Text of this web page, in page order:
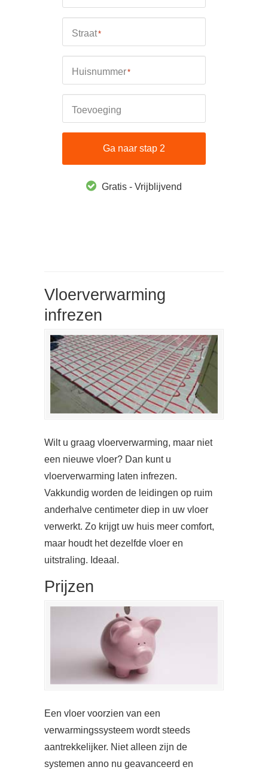
Straat*
Huisnummer*
Toevoeging
Ga naar stap 2
Gratis - Vrijblijvend
Vloerverwarming
infrezen
Wilt u graag vloerverwarming, maar niet
een nieuwe vloer? Dan kunt u
vloerverwarming laten infrezen.
Vakkundig worden de leidingen op ruim
anderhalve centimeter diep in uw vloer
verwerkt. Zo krijgt uw huis meer comfort,
maar houdt het dezelfde vloer en
uitstraling. Ideaal.
Prijzen
Een vloer voorzien van een
verwarmingssysteem wordt steeds
aantrekkelijker. Niet alleen zijn de
systemen anno nu geavanceerd en